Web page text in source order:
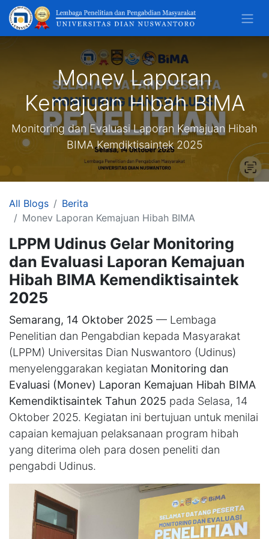
Monev Laporan
Kemajuan Hibah BIMA
Monitoring dan Evaluasi Laporan Kemajuan Hibah
BIMA Kemdiktisaintek 2025
All Blogs
Berita
Monev Laporan Kemajuan Hibah BIMA
LPPM Udinus Gelar Monitoring
dan Evaluasi Laporan Kemajuan
Hibah BIMA Kemendiktisaintek
2025
Semarang, 14 Oktober 2025 — Lembaga
Penelitian dan Pengabdian kepada Masyarakat
(LPPM) Universitas Dian Nuswantoro (Udinus)
menyelenggarakan kegiatan Monitoring dan
Evaluasi (Monev) Laporan Kemajuan Hibah BIMA
Kemendiktisaintek Tahun 2025 pada Selasa, 14
Oktober 2025. Kegiatan ini bertujuan untuk menilai
capaian kemajuan pelaksanaan program hibah
yang diterima oleh para dosen peneliti dan
pengabdi Udinus.